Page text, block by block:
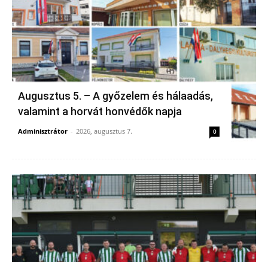
Augusztus 5. – A győzelem és hálaadás,
valamint a horvát honvédők napja
Adminisztrátor - 2026, augusztus 7. 0